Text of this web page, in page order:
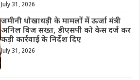
July 31, 2026
जमीनी धोखाधड़ी के मामलों में ऊर्जा मंत्री
अनिल विज सख्त, डीएसपी को केस दर्ज कर
कड़ी कार्रवाई के निर्देश दिए
July 31, 2026